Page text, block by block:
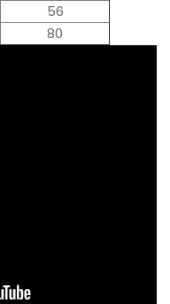
56
80